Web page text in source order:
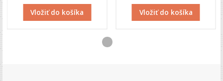
Vložiť do košíka Vložiť do košíka